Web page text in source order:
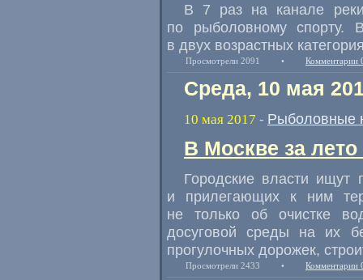
В 7 раз на канале
по рыболовному спорту.
в двух возрастных
Просмотрели 2091 • Комментарии
Среда, 10 мая
10 мая 2017 - Рыболовные
В Москве за лето
Городские власти ищут
и прилегающих к ним
не только об очистке
досуговой среды на их
прогулочных дорожек,
Просмотрели 2433 • Комментарии